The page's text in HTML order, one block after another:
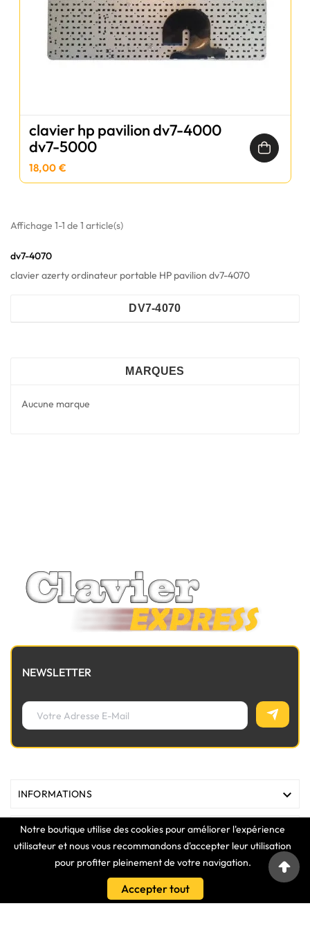
Notre boutique utilise des cookies pour améliorer l'expérience
utilisateur et nous vous recommandons d'accepter leur utilisation
pour profiter pleinement de votre navigation.
Accepter tout
clavier hp pavilion dv7-4000
dv7-5000
18,00 €
Affichage 1-1 de 1 article(s)
dv7-4070
clavier azerty ordinateur portable HP pavilion dv7-4070
DV7-4070
MARQUES
Aucune marque
NEWSLETTER
INFORMATIONS 
MAGASIN 

VOTRE COMPTE 